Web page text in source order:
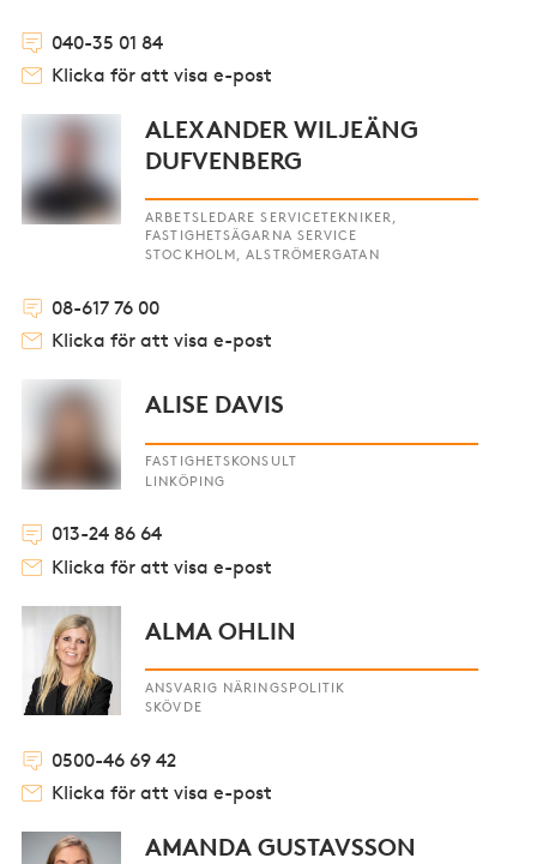
040-35 01 84
Klicka för att visa e-post
ALEXANDER WILJEÄNG
DUFVENBERG
ARBETSLEDARE SERVICETEKNIKER,
FASTIGHETSÄGARNA SERVICE
STOCKHOLM, ALSTRÖMERGATAN
08-617 76 00
Klicka för att visa e-post
ALISE DAVIS
FASTIGHETSKONSULT
LINKÖPING
013-24 86 64
Klicka för att visa e-post
ALMA OHLIN
ANSVARIG NÄRINGSPOLITIK
SKÖVDE
0500-46 69 42
Klicka för att visa e-post
AMANDA GUSTAVSSON